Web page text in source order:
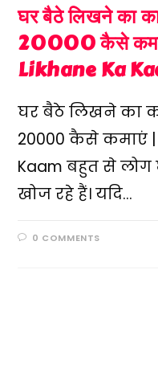
घर बैठे लिखने का
20000 कैसे
Likhane Ka
घर बैठे लिखने का
20000 कैसे कमाएं |
Kaam बहुत से
खोज रहे हैं। यदि…
0 COMMENTS